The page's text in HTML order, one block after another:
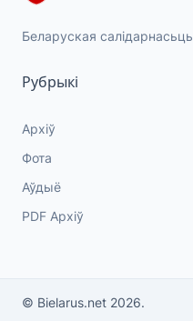
Беларуская салідарнасьць
Рубрыкі
Архіў
Фота
Аўдыё
PDF Архіў
© Bielarus.net 2026.